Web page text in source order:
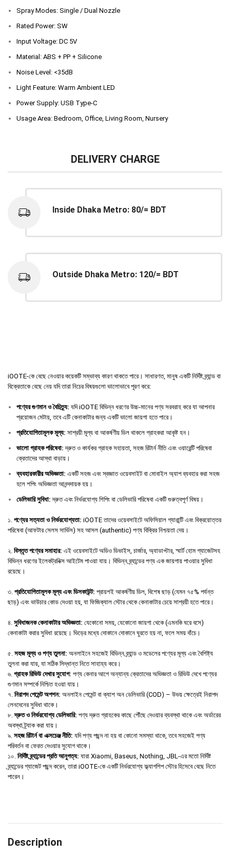
Spray Modes: Single / Dual Nozzle
Rated Power: SW
Input Voltage: DC 5V
Material: ABS + PP + Silicone
Noise Level: <35dB
Light Feature: Warm Ambient LED
Power Supply: USB Type-C
Usage Area: Bedroom, Office, Living Room, Nursery
DELIVERY CHARGE
Inside Dhaka Metro: 80/= BDT
Outside Dhaka Metro: 120/= BDT
iOOTE-কে বেছে নেওয়ার কয়েকটি সম্ভাব্য কারণ থাকতে পারে। সাধারণত, মানুষ একটি নির্দিষ্ট ব্র্যান্ড বা
বিক্রেতাকে বেছে নেয় যদি তারা নিচের বিষয়গুলো ভালোভাবে পূরণ করে:
পণ্যের গুণমান ও বৈচিত্র্য: যদি iOOTE বিভিন্ন ধরণের উচ্চ-মানের পণ্য সরবরাহ করে যা আপনার
প্রয়োজন মেটায়, তবে এটি কেনাকাটার জন্য একটি ভালো জায়গা হতে পারে।
প্রতিযোগিতামূলক মূল্য: সাশ্রয়ী মূল্য বা আকর্ষণীয় ডিল থাকলে গ্রাহকরা আকৃষ্ট হন।
ভালো গ্রাহক পরিষেবা: দ্রুত ও কার্যকর গ্রাহক সহায়তা, সহজ রিটার্ন নীতি এবং ওয়ারেন্টি পরিষেবা
ক্রেতাদের আস্থা বাড়ায়।
ব্যবহারকারীর অভিজ্ঞতা: একটি সহজ এবং স্বজ্ঞাত ওয়েবসাইট বা মোবাইল অ্যাপ ব্যবহার করা সহজ
হলে শপিং অভিজ্ঞতা আনন্দদায়ক হয়।
ডেলিভারি সুবিধা: দ্রুত এবং নির্ভরযোগ্য শিপিং বা ডেলিভারি পরিষেবা একটি গুরুত্বপূর্ণ বিষয়।
১. পণ্যের সত্যতা ও নির্ভরযোগ্যতা: iOOTE তাদের ওয়েবসাইটে অফিসিয়াল গ্যারান্টি এবং বিক্রয়োত্তর
পরিষেবা (আফটার সেলস সার্ভিস) সহ আসল (authentic) পণ্য বিক্রির নিশ্চয়তা দেয়।
২. বিস্তৃত পণ্যের সমাহার: এই ওয়েবসাইটে অডিও ডিভাইস, চার্জার, অ্যাডাপ্টার, স্মার্ট হোম গ্যাজেটসহ
বিভিন্ন ধরণের ইলেকট্রনিক্স আইটেম পাওয়া যায়। বিভিন্ন ব্র্যান্ডের পণ্য এক জায়গায় পাওয়ার সুবিধা
রয়েছে।
৩. প্রতিযোগিতামূলক মূল্য এবং ডিসকাউন্ট: প্রায়শই আকর্ষণীয় ডিল, বিশেষ ছাড় (যেমন ৭৫% পর্যন্ত
ছাড়) এবং ভাউচার কোড দেওয়া হয়, যা ফিজিক্যাল স্টোর থেকে কেনাকাটার চেয়ে সাশ্রয়ী হতে পারে।
৪. সুবিধাজনক কেনাকাটার অভিজ্ঞতা: যেকোনো সময়, যেকোনো জায়গা থেকে (এমনকি ঘরে বসে)
কেনাকাটা করার সুবিধা রয়েছে। ভিড়ের মধ্যে দোকানে দোকানে ঘুরতে হয় না, ফলে সময় বাঁচে।
৫. সহজ মূল্য ও পণ্য তুলনা: অনলাইনে সহজেই বিভিন্ন ব্র্যান্ড ও মডেলের পণ্যের মূল্য এবং বৈশিষ্ট্য
তুলনা করা যায়, যা সঠিক সিদ্ধান্ত নিতে সাহায্য করে।
৬. গ্রাহক রিভিউ দেখার সুযোগ: পণ্য কেনার আগে অন্যান্য ক্রেতাদের অভিজ্ঞতা ও রিভিউ দেখে পণ্যের
গুণমান সম্পর্কে নিশ্চিত হওয়া যায়।
৭. নিরাপদ পেমেন্ট অপশন: অনলাইন পেমেন্ট বা ক্যাশ অন ডেলিভারি (COD) – উভয় ক্ষেত্রেই নিরাপদ
লেনদেনের সুবিধা থাকে।
৮.দ্রুত ও নির্ভরযোগ্য ডেলিভারি: পণ্য দ্রুত গ্রাহকের কাছে পৌঁছে দেওয়ার ব্যবস্থা থাকে এবং অর্ডারের
অবস্থা ট্র্যাক করা যায়।
৯. সহজ রিটার্ন বা এক্সচেঞ্জ নীতি: যদি পণ্য পছন্দ না হয় বা কোনো সমস্যা থাকে, তবে সহজেই পণ্য
পরিবর্তন বা ফেরত দেওয়ার সুযোগ থাকে।
১০. নির্দিষ্ট ব্র্যান্ডের প্রতি আনুগত্য: যারা Xiaomi, Baseus, Nothing, JBL-এর মতো নির্দিষ্ট
ব্র্যান্ডের গ্যাজেট পছন্দ করেন, তারা iOOTE-কে একটি নির্ভরযোগ্য ফ্ল্যাগশিপ স্টোর হিসেবে বেছে নিতে
পারেন।
Description